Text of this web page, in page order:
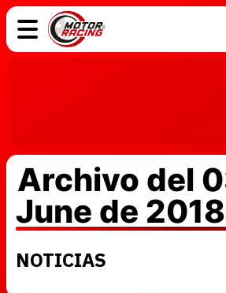
Archivo del
June de 2018
NOTICIAS